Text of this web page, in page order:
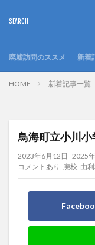
廃墟訪問のススメ 新着
HOME 新着記事一覧
鳥海町立小川
2023年6月12日 2025
コメントあり , 廃校, 由